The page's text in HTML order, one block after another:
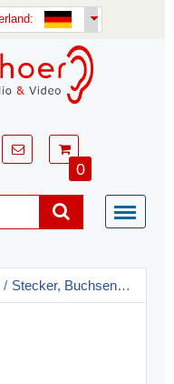
Lieferland:
0
Stecker, Buchsen, Adapter